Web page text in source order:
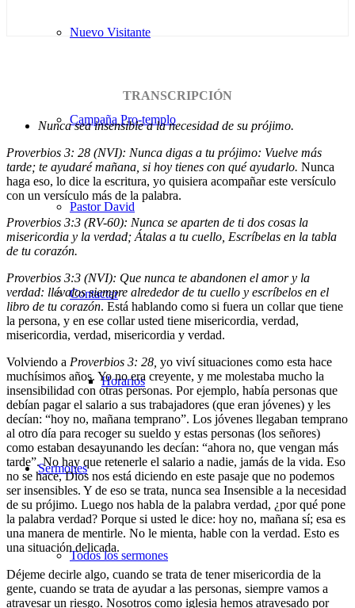
Nuevo Visitante
Campaña Pro-templo
Pastor David
Contactar
Horarios
Sermones
Todos los sermones
TRANSCRIPCIÓN
Nunca sea insensible a la necesidad de su prójimo.
Proverbios 3: 28 (NVI): Nunca digas a tu prójimo: Vuelve más
tarde; te ayudaré mañana, si hoy tienes con qué ayudarlo. Nunca
haga eso, lo dice la escritura, yo quisiera acompañar este versículo
con un versículo más de la palabra.
Proverbios 3:3 (RV-60): Nunca se aparten de ti dos cosas la
misericordia y la verdad; Átalas a tu cuello, Escríbelas en la tabla
de tu corazón.
Proverbios 3:3 (NVI): Que nunca te abandonen el amor y la
verdad: llévalos siempre alrededor de tu cuello y escríbelos en el
libro de tu corazón. Está hablando como si fuera un collar que tiene
la persona, y en ese collar usted tiene misericordia, verdad,
misericordia, verdad, misericordia y verdad.
Volviendo a Proverbios 3: 28, yo viví situaciones como esta hace
muchísimos años. Yo no era creyente, y me molestaba mucho la
insensibilidad con otras personas. Por ejemplo, había personas que
debían pagar el salario a sus trabajadores (que eran jóvenes) y les
decían: “hoy no, mañana temprano”. Los jóvenes llegaban temprano
al otro día para recoger su sueldo y estas personas (los señores)
como estaban desayunando les decían: “ahora no, que vengan más
tarde”. No hay que retenerle el salario a nadie, jamás de la vida. Eso
no se hace, Dios nos está diciendo en este pasaje que no podemos
ser insensibles. Y de eso se trata, nunca sea Insensible a la necesidad
de su prójimo. Luego nos habla de la palabra verdad, ¿por qué pone
la palabra verdad? Porque si usted le dice: hoy no, mañana sí; esa es
una manera de mentirle. No le mienta, hable con la verdad. Esto es
una situación delicada.
Déjeme decirle algo, cuando se trata de tener misericordia de la
gente, cuando se trata de ayudar a las personas, siempre vamos a
atravesar un riesgo. Nosotros como iglesia hemos atravesado por